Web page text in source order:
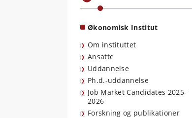
Økonomisk Institut
Om instituttet
Ansatte
Uddannelse
Ph.d.-uddannelse
Job Market Candidates 2025-
2026
Forskning og publikationer